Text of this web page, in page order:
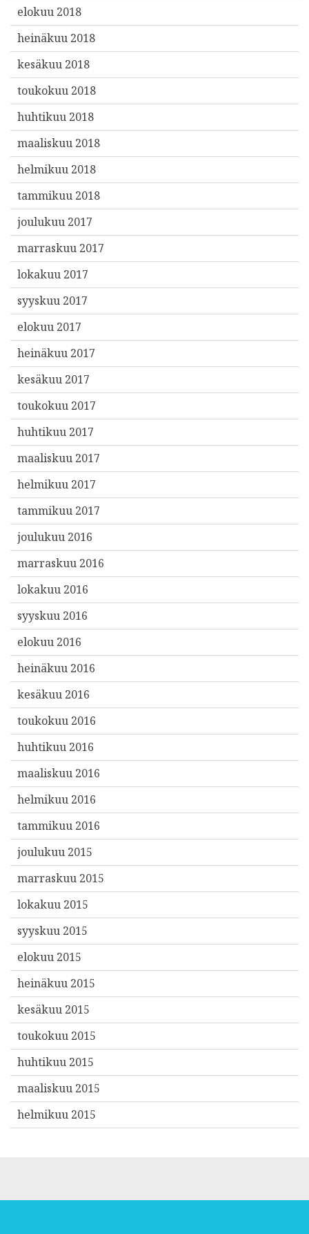
elokuu 2018
heinäkuu 2018
kesäkuu 2018
toukokuu 2018
huhtikuu 2018
maaliskuu 2018
helmikuu 2018
tammikuu 2018
joulukuu 2017
marraskuu 2017
lokakuu 2017
syyskuu 2017
elokuu 2017
heinäkuu 2017
kesäkuu 2017
toukokuu 2017
huhtikuu 2017
maaliskuu 2017
helmikuu 2017
tammikuu 2017
joulukuu 2016
marraskuu 2016
lokakuu 2016
syyskuu 2016
elokuu 2016
heinäkuu 2016
kesäkuu 2016
toukokuu 2016
huhtikuu 2016
maaliskuu 2016
helmikuu 2016
tammikuu 2016
joulukuu 2015
marraskuu 2015
lokakuu 2015
syyskuu 2015
elokuu 2015
heinäkuu 2015
kesäkuu 2015
toukokuu 2015
huhtikuu 2015
maaliskuu 2015
helmikuu 2015